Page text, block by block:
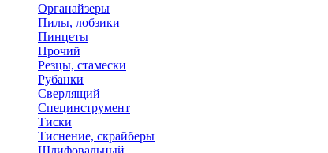
Органайзеры
Пилы, лобзики
Пинцеты
Прочий
Резцы, стамески
Рубанки
Сверлящий
Специнструмент
Тиски
Тиснение, скрайберы
Шлифовальный